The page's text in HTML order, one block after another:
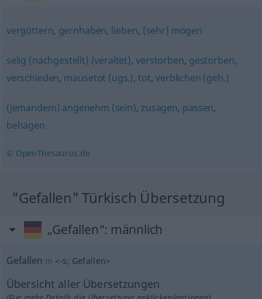
vergöttern, gernhaben, lieben, (sehr) mögen
selig (nachgestellt) (veraltet),verstorben, gestorben,
verschieden, mausetot (ugs.),tot,verblichen (geh.)
(jemandem) angenehm (sein), zusagen, passen,
behagen
© OpenThesaurus.de
"Gefallen" Türkisch Übersetzung
„Gefallen“: männlich
Gefallen m <-s; Gefallen>
Übersicht aller Übersetzungen